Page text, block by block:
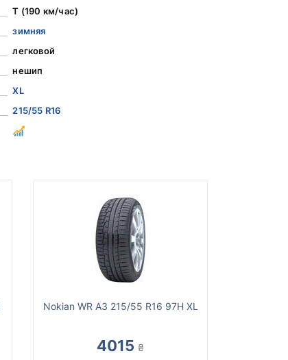
T (190 км/час)
зимняя
легковой
нешип
XL
215/55 R16
Nokian WR A3 215/55 R16 97H XL
4015 ₴